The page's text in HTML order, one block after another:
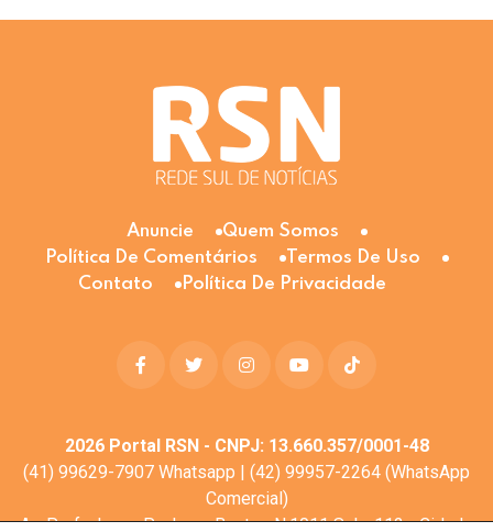
Anuncie
Quem Somos
Política De Comentários
Termos De Uso
Contato
Política De Privacidade
2026Portal RSN - CNPJ: 13.660.357/0001-48
(41) 99629-7907 Whatsapp | (42) 99957-2264 (WhatsApp
Comercial)
Av. Profa. Laura Pacheco Bastos N:1011 Sala: 112 - Cidade